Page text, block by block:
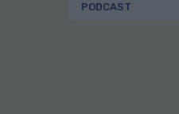
PODCAST